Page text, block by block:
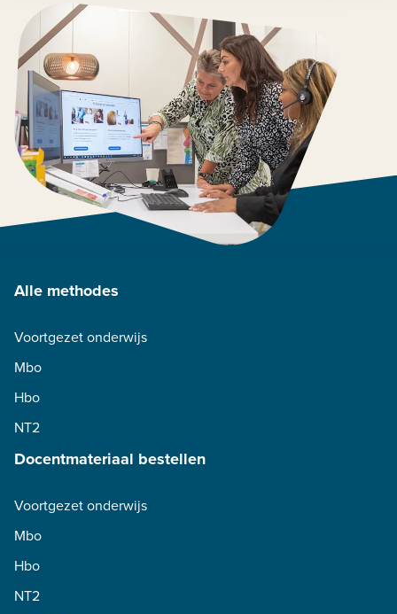
Alle methodes
Voortgezet onderwijs
Mbo
Hbo
NT2
Docentmateriaal bestellen
Voortgezet onderwijs
Mbo
Hbo
NT2